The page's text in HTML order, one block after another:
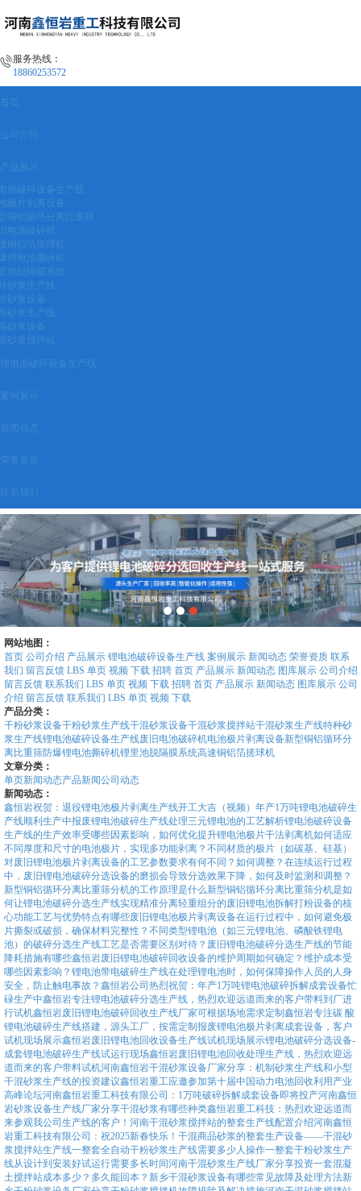
服务热线：
18860253572
首页
公司介绍
产品展示
池破碎设备生产线
极片剥离设备
铜铝循环分离比重筛
电池破碎机
铜铝箔搓球机
锂电池撕碎机
池脱隔膜系统
砂浆生产线
砂浆设备
砂浆生产线
砂浆设备
砂浆搅拌站
锂电池破碎设备生产线
案例展示
新闻动态
荣誉资质
联系我们
网站地图：
首页 公司介绍 产品展示 锂电池破碎设备生产线 案例展示 新闻动态 荣誉资质 联系
我们 留言反馈 LBS 单页 视频 下载 招聘 首页 产品展示 新闻动态 图库展示 公司介绍
留言反馈 联系我们 LBS 单页 视频 下载 招聘 首页 产品展示 新闻动态 图库展示 公司
介绍 留言反馈 联系我们 LBS 单页 视频 下载
产品分类：
干粉砂浆设备干粉砂浆生产线干混砂浆设备干混砂浆搅拌站干混砂浆生产线特种砂
浆生产线锂电池破碎设备生产线废旧电池破碎机电池极片剥离设备新型铜铝循环分
离比重筛防爆锂电池撕碎机锂里池脱隔膜系统高速铜铝箔搓球机
文章分类：
单页新闻动态产品新闻公司动态
新闻动态：
鑫恒岩祝贺：退役锂电池极片剥离生产线开工大吉（视频） 年产1万吨锂电池破碎生
产线顺利生产中报废锂电池破碎生产线处理三元锂电池的工艺解析锂电池破碎设备
生产线的生产效率受哪些因素影响，如何优化提升锂电池极片干法剥离机如何适应
不同厚度和尺寸的电池极片，实现多功能剥离？ 不同材质的极片（如碳基、硅基）
对废旧锂电池极片剥离设备的工艺参数要求有何不同？如何调整？ 在连续运行过程
中，废旧锂电池破碎分选设备的磨损会导致分选效果下降，如何及时监测和调整？
新型铜铝循环分离比重筛分机的工作原理是什么新型铜铝循环分离比重筛分机是如
何让锂电池破碎分选生产线实现精准分离轻重组分的废旧锂电池拆解打粉设备的核
心功能工艺与优势特点有哪些废旧锂电池极片剥离设备在运行过程中，如何避免极
片撕裂或破损，确保材料完整性？ 不同类型锂电池（如三元锂电池、磷酸铁锂电
池）的破碎分选生产线工艺是否需要区别对待？ 废旧锂电池破碎分选生产线的节能
降耗措施有哪些鑫恒岩废旧锂电池破碎回收设备的维护周期如何确定？维护成本受
哪些因素影响？ 锂电池带电破碎生产线在处理锂电池时，如何保障操作人员的人身
安全，防止触电事故？ 鑫恒岩公司热烈祝贺：年产1万吨锂电池破碎拆解成套设备忙
碌生产中鑫恒岩专注锂电池破碎分选生产线，热烈欢迎远道而来的客户带料到厂进
行试机鑫恒岩废旧锂电池破碎回收生产线厂家可根据场地需求定制 鑫恒岩专注碳 酸
锂电池破碎生产线搭建，源头工厂，按需定制 报废锂电池极片剥离成套设备，客户
试机现场展示鑫恒岩废旧锂电池回收设备生产线试机现场展示锂电池破碎分选设备-
成套锂电池破碎生产线试运行现场鑫恒岩废旧锂电池回收处理生产线，热烈欢迎远
道而来的客户带料试机河南鑫恒岩干混砂浆设备厂家分享：机制砂浆生产线和小型
干混砂浆生产线的投资建议鑫恒岩重工应邀参加第十届中国动力电池回收利用产业
高峰论坛河南鑫恒岩重工科技有限公司：1万吨破碎拆解成套设备即将投产河南鑫恒
岩砂浆设备生产线厂家分享干混砂浆有哪些种类鑫恒岩重工科技：热烈欢迎远道而
来参观我公司生产线的客户！ 河南干混砂浆搅拌站的整套生产线配置介绍河南鑫恒
岩重工科技有限公司：祝2025新春快乐！ 干混商品砂浆的整套生产设备——干混砂
浆搅拌站生产线一整套全自动干粉砂浆生产线需要多少人操作一整套干粉砂浆生产
线从设计到安装好试运行需要多长时间河南干混砂浆生产线厂家分享投资一套混凝
土搅拌站成本多少？多久能回本？ 新乡干混砂浆设备有哪些常见故障及处理方法新